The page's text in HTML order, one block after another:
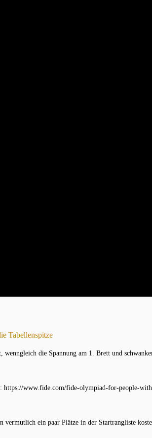
Tabellenspitze
die Spannung am 1. Brett und
www.fide.com/fide-olympiad-for-people-
ein paar Plätze in der Startrangliste